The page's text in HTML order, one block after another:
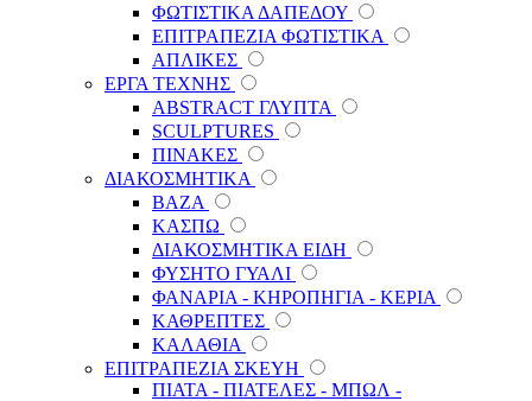
ΦΩΤΙΣΤΙΚΑ ΔΑΠΕΔΟΥ
ΕΠΙΤΡΑΠΕΖΙΑ ΦΩΤΙΣΤΙΚΑ
ΑΠΛΙΚΕΣ
ΕΡΓΑ ΤΕΧΝΗΣ
ABSTRACT ΓΛΥΠΤΑ
SCULPTURES
ΠΙΝΑΚΕΣ
ΔΙΑΚΟΣΜΗΤΙΚΑ
ΒΑΖΑ
ΚΑΣΠΩ
ΔΙΑΚΟΣΜΗΤΙΚΑ ΕΙΔΗ
ΦΥΣΗΤΟ ΓΥΑΛΙ
ΦΑΝΑΡΙΑ - ΚΗΡΟΠΗΓΙΑ - ΚΕΡΙΑ
ΚΑΘΡΕΠΤΕΣ
ΚΑΛΑΘΙΑ
ΕΠΙΤΡΑΠΕΖΙΑ ΣΚΕΥΗ
ΠΙΑΤΑ - ΠΙΑΤΕΛΕΣ - ΜΠΩΛ -